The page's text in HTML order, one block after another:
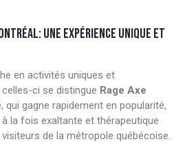
UNE EXPÉRIENCE UNIQUE ET
en activités uniques et
ci se distingue Rage Axe
qui gagne rapidement en popularité,
la fois exaltante et thérapeutique
de la métropole québécoise.